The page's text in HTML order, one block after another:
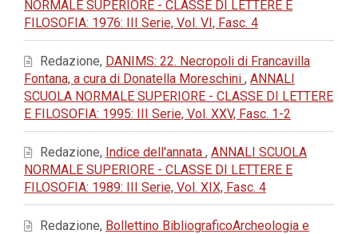
NORMALE SUPERIORE - CLASSE DI LETTERE E
FILOSOFIA: 1976: III Serie, Vol. VI, Fasc. 4
Redazione, DANIMS: 22. Necropoli di Francavilla
Fontana, a cura di Donatella Moreschini , ANNALI
SCUOLA NORMALE SUPERIORE - CLASSE DI LETTERE
E FILOSOFIA: 1995: III Serie, Vol. XXV, Fasc. 1-2
Redazione, Indice dell'annata , ANNALI SCUOLA
NORMALE SUPERIORE - CLASSE DI LETTERE E
FILOSOFIA: 1989: III Serie, Vol. XIX, Fasc. 4
Redazione, Bollettino BibliograficoArcheologia e